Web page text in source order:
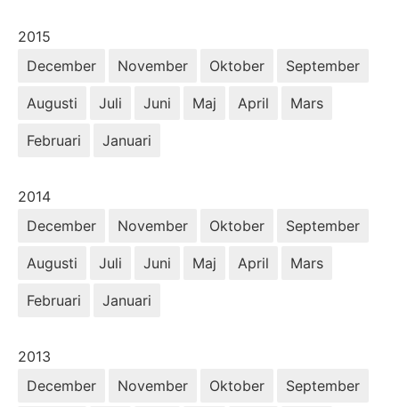
År:
2015
December
November Oktober September
Augusti Juli Juni Maj April Mars
Februari Januari
År:
2014
December
November Oktober September
Augusti Juli Juni Maj April Mars
Februari Januari
År:
2013
December
November Oktober September